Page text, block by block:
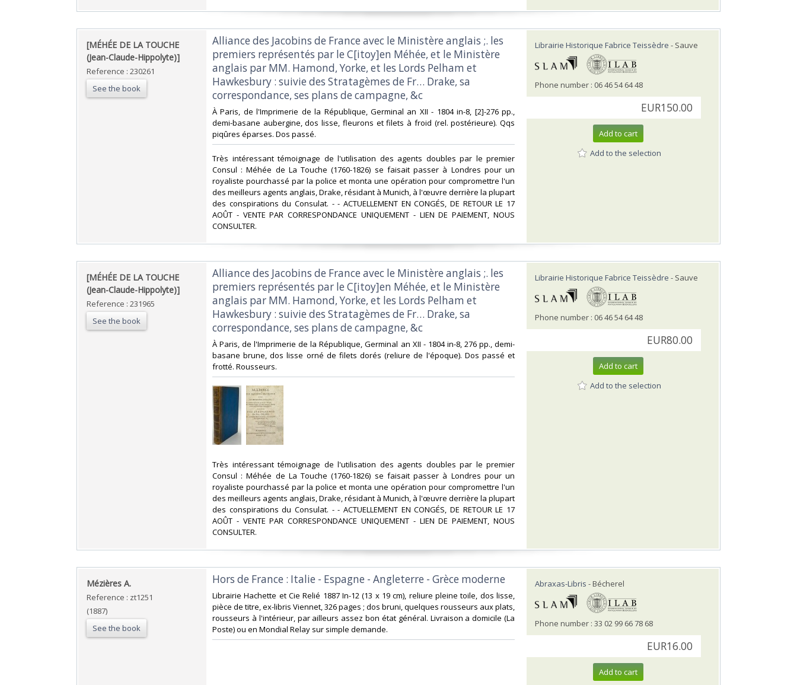
‎[MÉHÉE DE LA TOUCHE
(Jean-Claude-Hippolyte)]‎
Reference : 230261
See the book
‎Alliance des Jacobins de France avec le Ministère anglais ;. les
premiers représentés par le C[itoy]en Méhée, et le Ministère
anglais par MM. Hamond, Yorke, et les Lords Pelham et
Hawkesbury : suivie des Stratagèmes de Fr… Drake, sa
correspondance, ses plans de campagne, &c‎
‎À Paris, de l'Imprimerie de la République, Germinal an XII - 1804 in-8, [2]-276 pp.,
demi-basane aubergine, dos lisse, fleurons et filets à froid (rel. postérieure). Qqs
piqûres éparses. Dos passé.‎
‎Très intéressant témoignage de l'utilisation des agents doubles par le premier
Consul : Méhée de La Touche (1760-1826) se faisait passer à Londres pour un
royaliste pourchassé par la police et monta une opération pour compromettre l'un
des meilleurs agents anglais, Drake, résidant à Munich, à l'œuvre derrière la plupart
des conspirations du Consulat. - - ACTUELLEMENT EN CONGÉS, DE RETOUR LE 17
AOÛT - VENTE PAR CORRESPONDANCE UNIQUEMENT - LIEN DE PAIEMENT, NOUS
CONSULTER.‎
Librairie Historique Fabrice Teissèdre - Sauve
Phone number : 06 46 54 64 48
EUR150.00
Add to cart
Add to the selection
‎[MÉHÉE DE LA TOUCHE
(Jean-Claude-Hippolyte)]‎
Reference : 231965
See the book
‎Alliance des Jacobins de France avec le Ministère anglais ;. les
premiers représentés par le C[itoy]en Méhée, et le Ministère
anglais par MM. Hamond, Yorke, et les Lords Pelham et
Hawkesbury : suivie des Stratagèmes de Fr… Drake, sa
correspondance, ses plans de campagne, &c‎
‎À Paris, de l'Imprimerie de la République, Germinal an XII - 1804 in-8, 276 pp., demi-
basane brune, dos lisse orné de filets dorés (reliure de l'époque). Dos passé et
frotté. Rousseurs.‎
‎Très intéressant témoignage de l'utilisation des agents doubles par le premier
Consul : Méhée de La Touche (1760-1826) se faisait passer à Londres pour un
royaliste pourchassé par la police et monta une opération pour compromettre l'un
des meilleurs agents anglais, Drake, résidant à Munich, à l'œuvre derrière la plupart
des conspirations du Consulat. - - ACTUELLEMENT EN CONGÉS, DE RETOUR LE 17
AOÛT - VENTE PAR CORRESPONDANCE UNIQUEMENT - LIEN DE PAIEMENT, NOUS
CONSULTER.‎
Librairie Historique Fabrice Teissèdre - Sauve
Phone number : 06 46 54 64 48
EUR80.00
Add to cart
Add to the selection
‎Mézières A.‎
Reference : zt1251
(1887)
See the book
‎Hors de France : Italie - Espagne - Angleterre - Grèce moderne‎
‎Librairie Hachette et Cie Relié 1887 In-12 (13 x 19 cm), reliure pleine toile, dos lisse,
pièce de titre, ex-libris Viennet, 326 pages ; dos bruni, quelques rousseurs aux plats,
rousseurs à l'intérieur, par ailleurs assez bon état général. Livraison a domicile (La
Poste) ou en Mondial Relay sur simple demande.‎
Abraxas-Libris - Bécherel
Phone number : 33 02 99 66 78 68
EUR16.00
Add to cart